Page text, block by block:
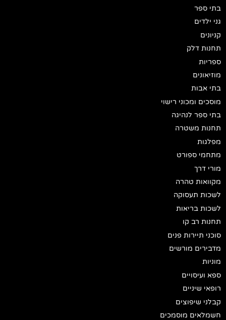
בתי ספר
גני ילדים
קניונים
תחנות דלק
ספריות
מוזיאונים
בתי אבות
מוסכים ומכוני רישוי
בתי ספר לנהיגה
תחנות משטרה
מפלגות
מתחמי ספורט
מורי דרך
מקוואות טהרה
לשכות תעסוקה
לשכות בריאות
תחנות רב קו
סוכני תיירות פנים
מדבירים מורשים
מוניות
ספא ועיסויים
רופאי שיניים
קבלני שיפוצים
חשמלאים מוסמכים